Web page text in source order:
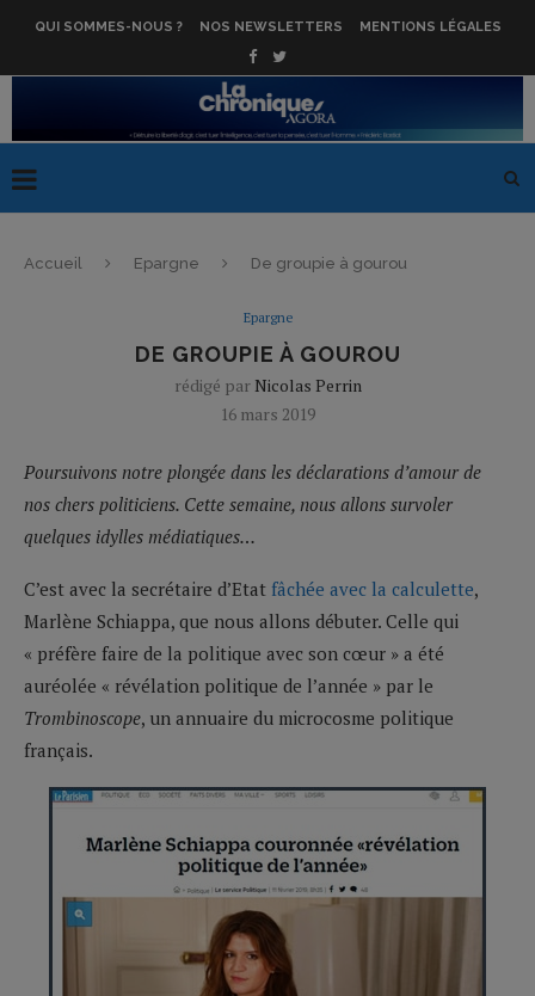
QUI SOMMES-NOUS ? NOS NEWSLETTERS MENTIONS LÉGALES
Accueil Epargne De groupie à gourou
Epargne
DE GROUPIE À GOUROU
rédigé par Nicolas Perrin
16 mars 2019
Poursuivons notre plongée dans les déclarations d’amour de
nos chers politiciens. Cette semaine, nous allons survoler
quelques idylles médiatiques…
C’est avec la secrétaire d’Etat fâchée avec la calculette,
Marlène Schiappa, que nous allons débuter. Celle qui
« préfère faire de la politique avec son cœur » a été
auréolée « révélation politique de l’année » par le
Trombinoscope, un annuaire du microcosme politique
français.